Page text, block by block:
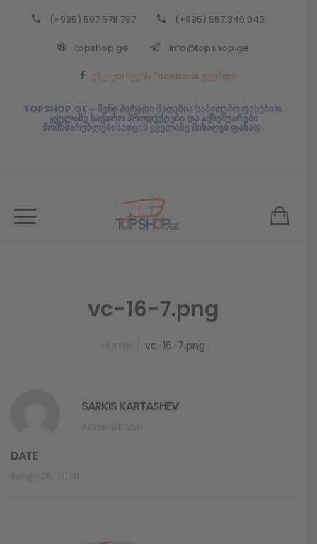
(+995) 597 578 787 (+995) 557 340 043
topshop.ge info@topshop.ge
ეწვიეთ ჩვენს Facebook გვერდს
TOPSHOP.GE – შენი პირადი მაღაზია საბითუმო ფასებით.
ყველაზე საჭირო პროდუქტები და აქსესუარები
მომხმარებლებისათვის ყველაზე მისაღებ ფასად.
vc-16-7.png
vc-16-7.png
SARKIS KARTASHEV
DATE
Back